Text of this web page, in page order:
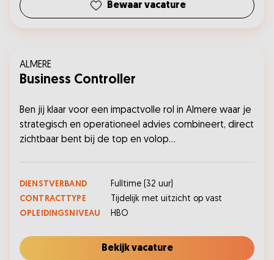
Bewaar vacature
ALMERE
Business Controller
Ben jij klaar voor een impactvolle rol in Almere waar je
strategisch en operationeel advies combineert, direct
zichtbaar bent bij de top en volop
DIENSTVERBAND Fulltime (32 uur)
CONTRACTTYPE
Tijdelijk met uitzicht op vast
OPLEIDINGSNIVEAU
HBO
Bekijk vacature